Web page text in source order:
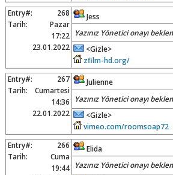
Entry#:
268
Tarih:
Pazar
17:22
23.01.2022
Jess
Yazınız Yönetici onayı
<Gizle>
zfilm-hd.org/
Entry#:
267
Tarih:
Cumartesi
14:36
22.01.2022
Julienne
Yazınız Yönetici onayı
<Gizle>
vimeo.com/roomsoap72
Entry#:
266
Tarih:
Cuma
19:44
Elida
Yazınız Yönetici onayı